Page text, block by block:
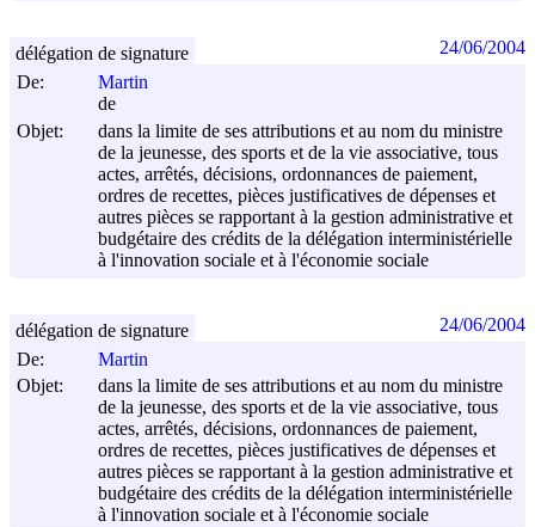
De:
Martin
de
Objet:
dans la limite de ses attributions et au nom du ministre
de la jeunesse, des sports et de la vie associative, tous
actes, arrêtés, décisions, ordonnances de paiement,
ordres de recettes, pièces justificatives de dépenses et
autres pièces se rapportant à la gestion administrative et
budgétaire des crédits de la délégation interministérielle
à l'innovation sociale et à l'économie sociale
délégation de signature 24/06/2004
De:
Martin
Objet:
dans la limite de ses attributions et au nom du ministre
de la jeunesse, des sports et de la vie associative, tous
actes, arrêtés, décisions, ordonnances de paiement,
ordres de recettes, pièces justificatives de dépenses et
autres pièces se rapportant à la gestion administrative et
budgétaire des crédits de la délégation interministérielle
à l'innovation sociale et à l'économie sociale
délégation de signature 24/06/2004